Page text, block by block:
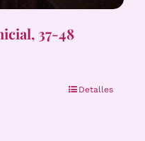
37-48
Detalles